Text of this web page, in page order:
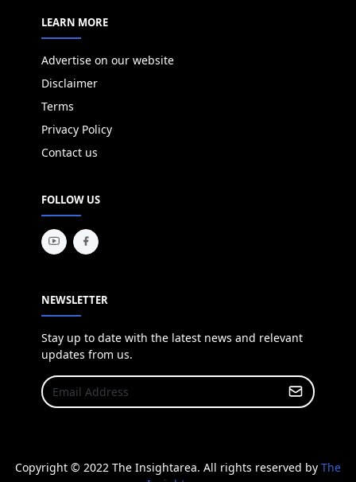
LEARN MORE
Advertise on our website
Disclaimer
Terms
Privacy Policy
Contact us
FOLLOW US
NEWSLETTER
Stay up to date with the latest news and relevant
updates from us.
Copyright © 2022 The Insightarea. All rights reserved by The